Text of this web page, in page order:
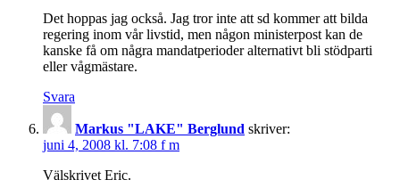
Det hoppas jag också. Jag tror inte att sd kommer att bilda
regering inom vår livstid, men någon ministerpost kan de
kanske få om några mandatperioder alternativt bli stödparti
eller vågmästare.
Svara
Markus "LAKE" Berglund skriver:
juni 4, 2008 kl. 7:08 f m
Välskrivet Eric.